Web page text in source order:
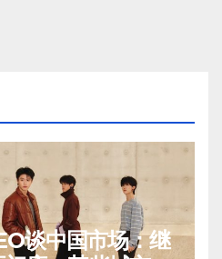
谈中国市场：继